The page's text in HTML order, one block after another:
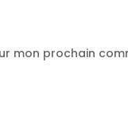
mon prochain